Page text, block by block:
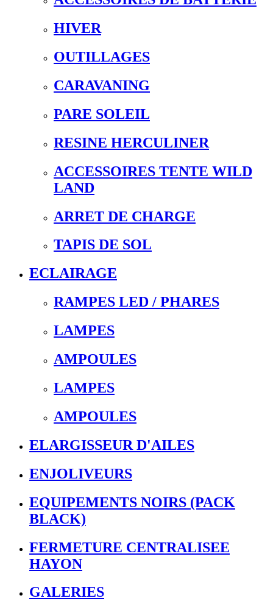
HIVER
OUTILLAGES
CARAVANING
PARE SOLEIL
RESINE HERCULINER
ACCESSOIRES TENTE WILD
LAND
ARRET DE CHARGE
TAPIS DE SOL
ECLAIRAGE
RAMPES LED / PHARES
LAMPES
AMPOULES
LAMPES
AMPOULES
ELARGISSEUR D'AILES
ENJOLIVEURS
EQUIPEMENTS NOIRS (PACK
BLACK)
FERMETURE CENTRALISEE
HAYON
GALERIES